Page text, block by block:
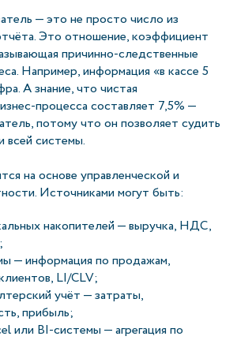
— это не просто число из
Это отношение, коэффициент
причинно-следственные
Например, информация «в кассе 5
А знание, что чистая
процесса составляет 7,5% —
потому что он позволяет судить
всей системы.
на основе управленческой и
Источниками могут быть:
накопителей — выручка, НДС,
— информация по продажам,
LI/CLV;
учёт — затраты,
прибыль;
или BI-системы — агрегация по